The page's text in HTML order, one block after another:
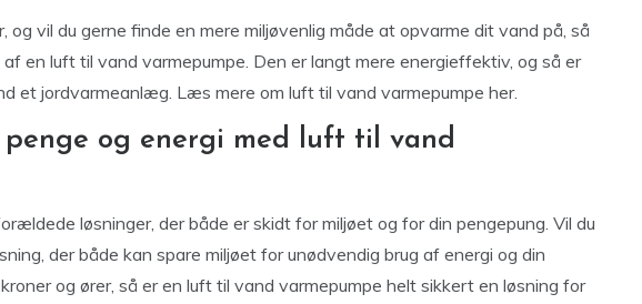
og vil du gerne finde en mere miljøvenlig måde at opvarme dit vand på, så
en luft til vand varmepumpe. Den er langt mere energieffektiv, og så er
et jordvarmeanlæg. Læs mere om luft til vand varmepumpe her.
penge og energi med luft til vand
løsninger, der både er skidt for miljøet og for din pengepung. Vil du
der både kan spare miljøet for unødvendig brug af energi og din
og ører, så er en luft til vand varmepumpe helt sikkert en løsning for